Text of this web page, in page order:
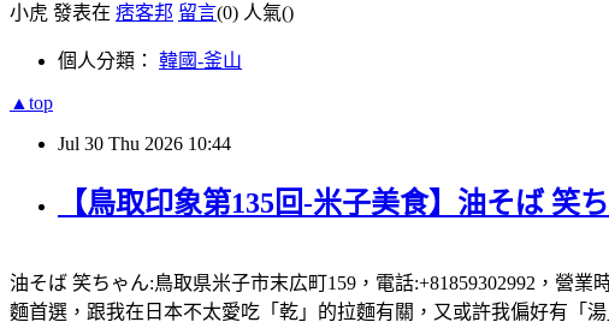
小虎 發表在 痞客邦 留言(0) 人氣()
個人分類： 韓國-釜山
▲top
Jul 30 Thu 2026 10:44
【鳥取印象第135回-米子美食】油そば 笑
油そば 笑ちゃん:鳥取県米子市末広町159，電話:+81859302992，營
麵首選，跟我在日本不太愛吃「乾」的拉麵有關，又或許我偏好有「